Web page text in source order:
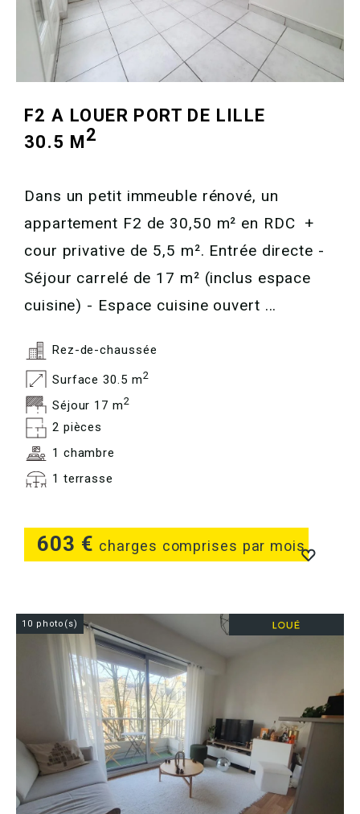
F2 A LOUER PORT DE LILLE
30.5 M2
603 € charges comprises par mois
Dans un petit immeuble rénové, un
appartement F2 de 30,50 m² en RDC +
cour privative de 5,5 m². Entrée directe -
Séjour carrelé de 17 m² (inclus espace
cuisine) - Espace cuisine ouvert ...
Rez-de-chaussée
Surface 30.5 m2
Séjour 17 m2
2 pièces
1 chambre
1 terrasse
10 photo(s)